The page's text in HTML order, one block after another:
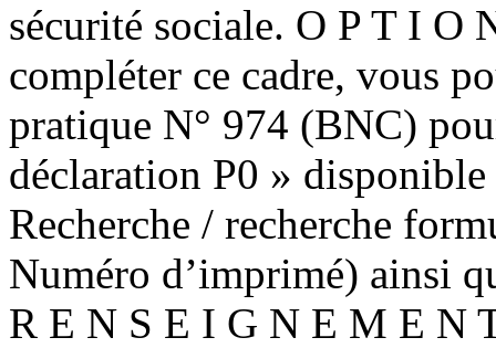
sécurité sociale. O P T I O
compléter ce cadre, vous
pratique N° 974 (BNC)
déclaration P0 »
Recherche / recherche
Numéro d’imprimé) ainsi
R E N S E I G N E M E N